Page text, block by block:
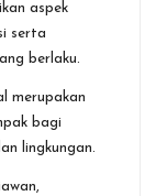
aspek
serta
berlaku.
merupakan
bagi
lingkungan.